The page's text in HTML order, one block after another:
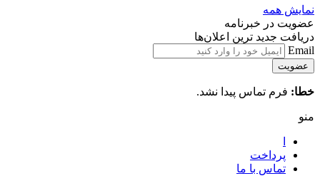
نمایش همه
عضویت در خبرنامه
دریافت جدید ترین اعلان‌ها
Email
خطا: فرم تماس پیدا نشد.
منو
پرداخت
تماس با ما